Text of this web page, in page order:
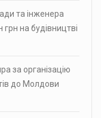
та інженера
на будівництві
за організацію
до Молдови